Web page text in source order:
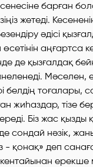
барған
жетеді.
әдісі
өсетінін аңғартса
де қызғалдақ
Мәселен,
белдің тоғалары,
жиһаздар, тізе
Біз жас қызды
сондай нәзік,
- қонақ» деп
ерекше